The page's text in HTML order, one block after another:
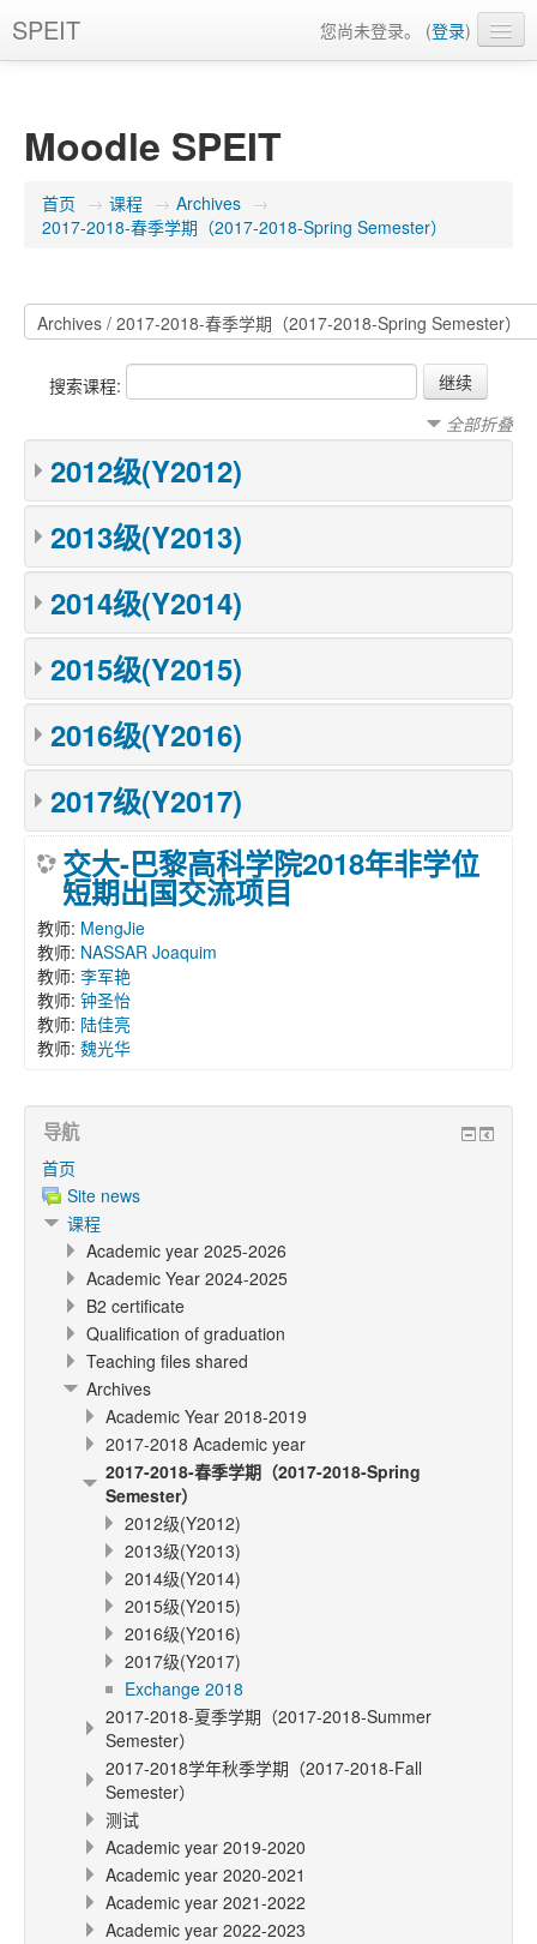
SPEIT 您尚未登录。 (登录)
Moodle SPEIT
首页 → 课程 → Archives →
2017-2018-春季学期（2017-2018-Spring Semester）
搜索课程:
全部折叠
2012级(Y2012)
2013级(Y2013)
2014级(Y2014)
2015级(Y2015)
2016级(Y2016)
2017级(Y2017)
交大-巴黎高科学院2018年非学位
短期出国交流项目
教师: MengJie
教师: NASSAR Joaquim
教师: 李军艳
教师: 钟圣怡
教师: 陆佳亮
教师: 魏光华
导航
首页
Site news
课程
Academic year 2025-2026
Academic Year 2024-2025
B2 certificate
Qualification of graduation
Teaching files shared
Archives
Academic Year 2018-2019
2017-2018 Academic year
2017-2018-春季学期（2017-2018-Spring
Semester）
2012级(Y2012)
2013级(Y2013)
2014级(Y2014)
2015级(Y2015)
2016级(Y2016)
2017级(Y2017)
Exchange 2018
2017-2018-夏季学期（2017-2018-Summer
Semester）
2017-2018学年秋季学期（2017-2018-Fall
Semester）
测试
Academic year 2019-2020
Academic year 2020-2021
Academic year 2021-2022
Academic year 2022-2023